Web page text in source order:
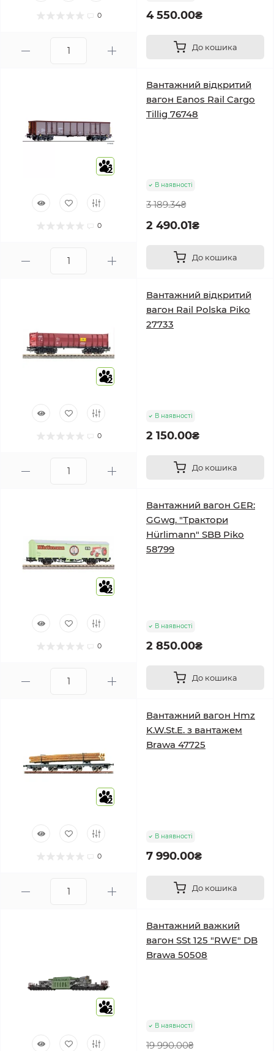
0 4 550.00₴
До кошика
2
0
Вантажний відкритий
вагон Eanos Rail Cargo
Tillig 76748
В наявності
3 189.34₴
2 490.01₴
До кошика
2
0
Вантажний відкритий
вагон Rail Polska Piko
27733
В наявності
2 150.00₴
До кошика
2
0
Вантажний вагон GER:
GGwg. "Трактори
Hürlimann" SBB Piko
58799
В наявності
2 850.00₴
До кошика
2
0
Вантажний вагон Hmz
K.W.St.E. з вантажем
Brawa 47725
В наявності
7 990.00₴
До кошика
2
Вантажний важкий
вагон SSt 125 "RWE" DB
Brawa 50508
В наявності
19 990.00₴